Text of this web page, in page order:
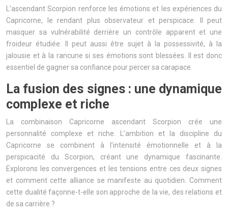
L’ascendant Scorpion renforce les émotions et les expériences du
Capricorne, le rendant plus observateur et perspicace. Il peut
masquer sa vulnérabilité derrière un contrôle apparent et une
froideur étudiée. Il peut aussi être sujet à la possessivité, à la
jalousie et à la rancune si ses émotions sont blessées. Il est donc
essentiel de gagner sa confiance pour percer sa carapace.
La fusion des signes : une dynamique
complexe et riche
La combinaison Capricorne ascendant Scorpion crée une
personnalité complexe et riche. L’ambition et la discipline du
Capricorne se combinent à l’intensité émotionnelle et à la
perspicacité du Scorpion, créant une dynamique fascinante.
Explorons les convergences et les tensions entre ces deux signes
et comment cette alliance se manifeste au quotidien. Comment
cette dualité façonne-t-elle son approche de la vie, des relations et
de sa carrière ?